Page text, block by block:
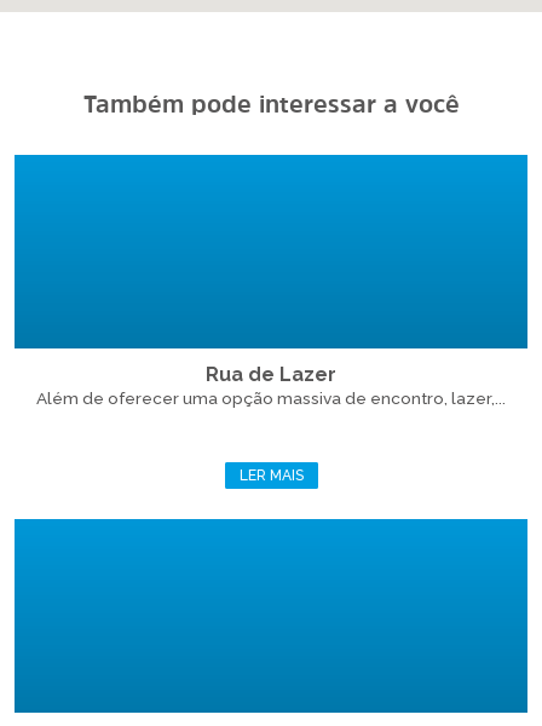
Também pode interessar a você
Rua de Lazer
Além de oferecer uma opção massiva de encontro, lazer,...
LER MAIS